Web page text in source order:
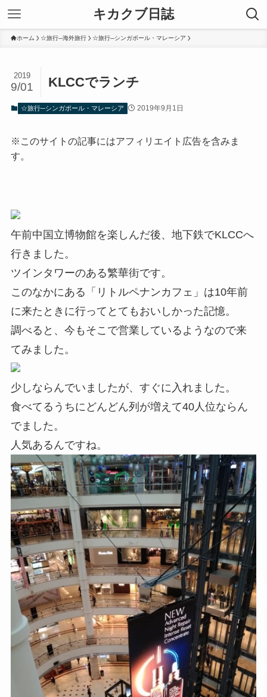
キカクブ日誌
ホーム ☆旅行─海外旅行 ☆旅行─シンガポール・マレーシア
KLCCでランチ
2019
9/01
☆旅行─シンガポール・マレーシア 2019年9月1日
※このサイトの記事にはアフィリエイト広告を含みま
す。
午前中国立博物館を楽しんだ後、地下鉄でKLCCへ
行きました。
ツインタワーのある繁華街です。
このなかにある「リトルペナンカフェ」は10年前
に来たときに行ってとてもおいしかった記憶。
調べると、今もそこで営業しているようなので来
てみました。
少しならんでいましたが、すぐに入れました。
食べてるうちにどんどん列が増えて40人位ならん
でました。
人気あるんですね。